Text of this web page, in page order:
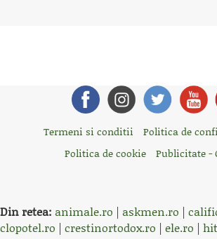
Termeni si conditii
Politica de
Politica de cookie
Publicitate -
Din retea: animale.ro | askmen.ro |
clopotel.ro | crestinortodox.ro | ele.ro |